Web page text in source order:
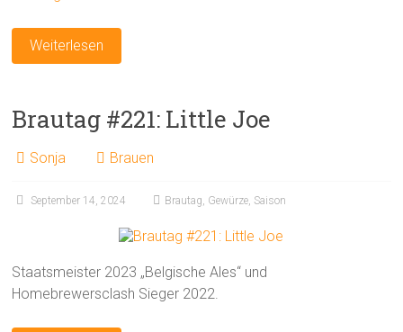
Weiterlesen
Brautag #221: Little Joe
Sonja Brauen
September 14, 2024 Brautag, Gewürze, Saison
Staatsmeister 2023 „Belgische Ales“ und
Homebrewersclash Sieger 2022.